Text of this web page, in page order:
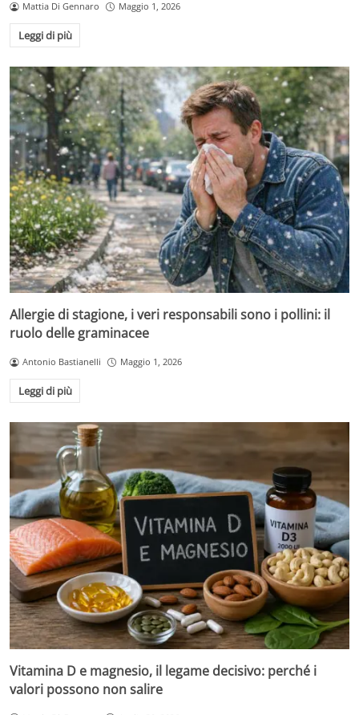
Mattia Di Gennaro Maggio 1, 2026
Leggi di più
Allergie di stagione, i veri responsabili sono i pollini: il
ruolo delle graminacee
Antonio Bastianelli Maggio 1, 2026
Leggi di più
Vitamina D e magnesio, il legame decisivo: perché i
valori possono non salire